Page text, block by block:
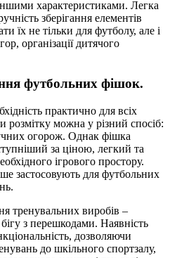
характеристиками. Легка
зберігання елементів
їх не тільки для футболу, але і
організації дитячого
футбольних фішок.
практично для всіх
розмітку можна у різний спосіб:
огорож. Однак фішка
за ціною, легкий та
ігрового простору.
застосовують для футбольних
тренувальних виробів –
з перешкодами. Наявність
дозволяючи
до шкільного спортзалу,